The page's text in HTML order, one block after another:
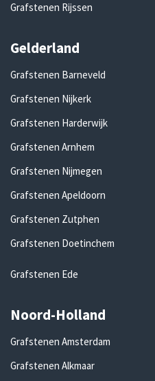
Grafstenen Rijssen
Gelderland
Grafstenen Barneveld
Grafstenen Nijkerk
Grafstenen Harderwijk
Grafstenen Arnhem
Grafstenen Nijmegen
Grafstenen Apeldoorn
Grafstenen Zutphen
Grafstenen Doetinchem
Grafstenen Ede
Noord-Holland
Grafstenen Amsterdam
Grafstenen Alkmaar